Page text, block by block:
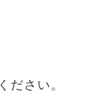
ださい。